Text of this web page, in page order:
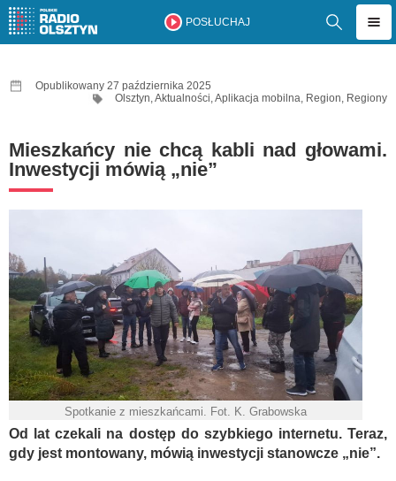
POSŁUCHAJ
Opublikowany 27 października 2025
Olsztyn,Aktualności,Aplikacja mobilna, Region, Regiony
Mieszkańcy nie chcą kabli nad głowami.
Inwestycji mówią „nie”
Spotkanie z mieszkańcami. Fot. K. Grabowska
Od lat czekali na dostęp do szybkiego internetu. Teraz,
gdy jest montowany, mówią inwestycji stanowcze „nie”.